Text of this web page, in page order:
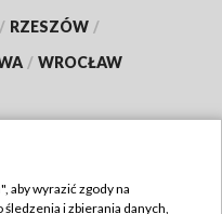
/ RZESZÓW /
/ WROCŁAW
aby wyrazić zgody na
i zbierania danych,